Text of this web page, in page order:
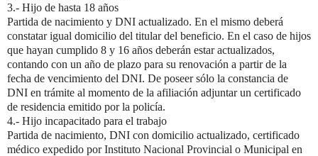
3.- Hijo de hasta 18 años
Partida de nacimiento y DNI actualizado. En el mismo deberá
constatar igual domicilio del titular del beneficio. En el caso de hijos
que hayan cumplido 8 y 16 años deberán estar actualizados,
contando con un año de plazo para su renovación a partir de la
fecha de vencimiento del DNI. De poseer sólo la constancia de
DNI en trámite al momento de la afiliación adjuntar un certificado
de residencia emitido por la policía.
4.- Hijo incapacitado para el trabajo
Partida de nacimiento, DNI con domicilio actualizado, certificado
médico expedido por Instituto Nacional Provincial o Municipal en